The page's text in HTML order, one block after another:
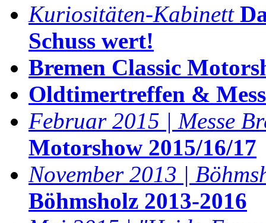
Kuriositäten-Kabinett
Schuss wert!
Bremen Classic
Oldtimertreffen &
Februar 2015 | Messe
Motorshow 2015/16/17
November 2013 |
Böhmsholz 2013-2016